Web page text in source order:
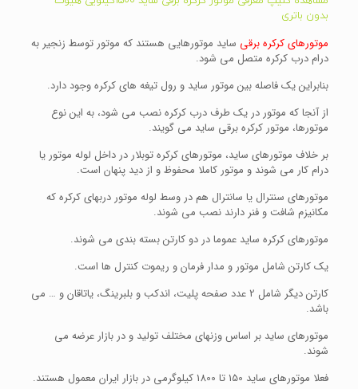
بدون باتری
موتورهای کرکره برقی ساید موتورهایی هستند که موتور توسط زنجیر به
درام درب کرکره متصل می شود.
بنابراین یک فاصله بین موتور ساید و رول تیغه های کرکره وجود دارد.
از آنجا که موتور در یک طرف درب کرکره نصب می شود، به این نوع
موتورها، موتور کرکره برقی ساید می گویند.
بر خلاف موتورهای ساید، موتورهای کرکره توبلار در داخل لوله موتور یا
درام کار می شوند و موتور کاملا محفوظ و از دید پنهان است.
موتورهای سنترال یا سانترال هم در وسط لوله موتور دربهای کرکره که
مکانیزم شافت و فنر دارند نصب می شوند.
موتورهای کرکره ساید عموما در دو کارتن بسته بندی می شوند.
یک کارتن شامل موتور و مدار فرمان و ریموت کنترل ها است.
کارتن دیگر شامل 2 عدد صفحه پلیت، اندکب و بلبرینگ، یاتاقان و … می
باشد.
موتورهای ساید بر اساس وزنهای مختلف تولید و در بازار عرضه می
شوند.
فعلا موتورهای ساید 150 تا 1800 کیلوگرمی در بازار ایران معمول هستند.